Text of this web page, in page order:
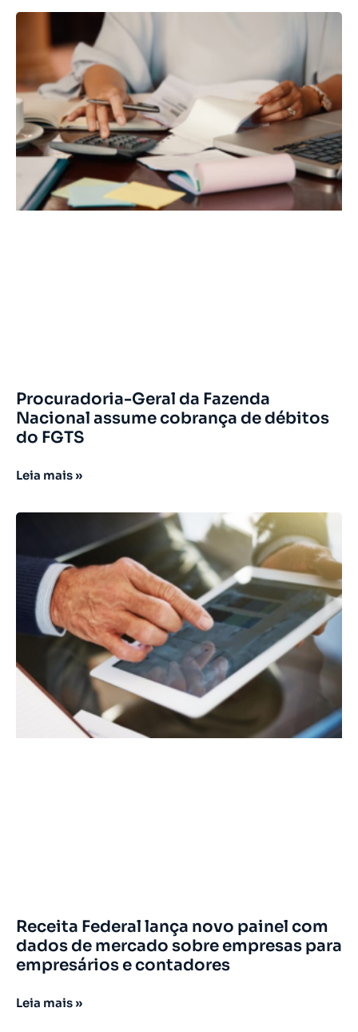
Procuradoria-Geral da Fazenda
Nacional assume cobrança de débitos
do FGTS
Leia mais »
Receita Federal lança novo painel com
dados de mercado sobre empresas para
empresários e contadores
Leia mais »